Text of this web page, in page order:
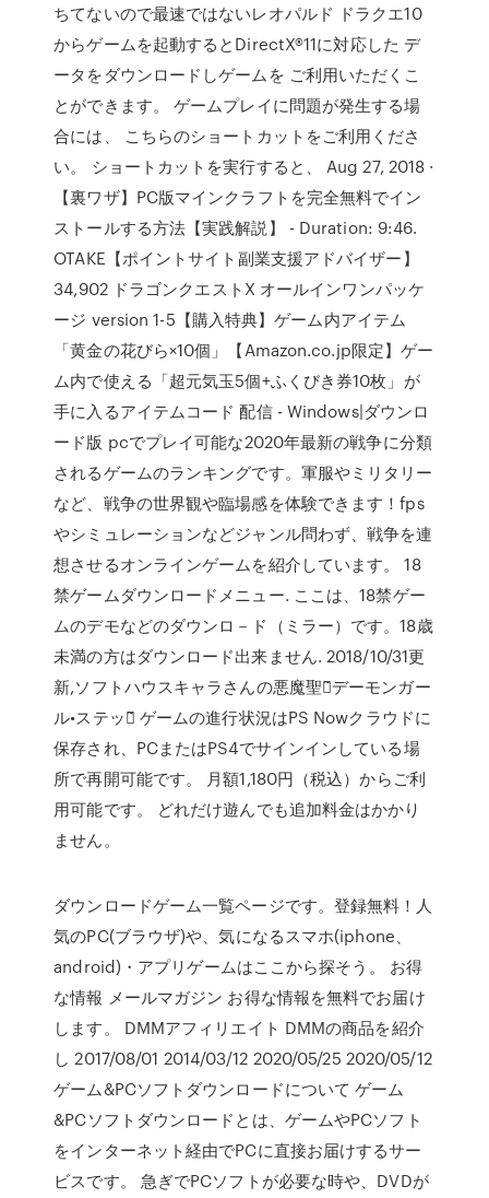
ちてないので最速ではないレオパルド ドラクエ10
からゲームを起動するとDirectX®11に対応した デ
ータをダウンロードしゲームを ご利用いただくこ
とができます。 ゲームプレイに問題が発生する場
合には、 こちらのショートカットをご利用くださ
い。 ショートカットを実行すると、 Aug 27, 2018 ·
【裏ワザ】PC版マインクラフトを完全無料でイン
ストールする方法【実践解説】 - Duration: 9:46.
OTAKE【ポイントサイト副業支援アドバイザー】
34,902 ドラゴンクエストX オールインワンパッケ
ージ version 1-5【購入特典】ゲーム内アイテム
「黄金の花びら×10個」【Amazon.co.jp限定】ゲー
ム内で使える「超元気玉5個+ふくびき券10枚」が
手に入るアイテムコード 配信 - Windows|ダウンロ
ード版 pcでプレイ可能な2020年最新の戦争に分類
されるゲームのランキングです。軍服やミリタリー
など、戦争の世界観や臨場感を体験できます！fps
やシミュレーションなどジャンル問わず、戦争を連
想させるオンラインゲームを紹介しています。 18
禁ゲームダウンロードメニュー. ここは、18禁ゲー
ムのデモなどのダウンロ－ド（ミラー）です。18歳
未満の方はダウンロード出来ません. 2018/10/31更
新,ソフトハウスキャラさんの悪魔聖女̃デーモンガー
ル•ステップ̃ ゲームの進行状況はPS Nowクラウドに
保存され、PCまたはPS4でサインインしている場
所で再開可能です。 月額1,180円（税込）からご利
用可能です。 どれだけ遊んでも追加料金はかかり
ません。
ダウンロードゲーム一覧ページです。登録無料！人
気のPC(ブラウザ)や、気になるスマホ(iphone、
android)・アプリゲームはここから探そう。 お得
な情報 メールマガジン お得な情報を無料でお届け
します。 DMMアフィリエイト DMMの商品を紹介
し 2017/08/01 2014/03/12 2020/05/25 2020/05/12
ゲーム&PCソフトダウンロードについて ゲーム
&PCソフトダウンロードとは、ゲームやPCソフト
をインターネット経由でPCに直接お届けするサー
ビスです。 急ぎでPCソフトが必要な時や、DVDが